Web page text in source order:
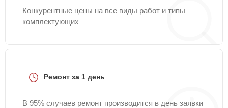
Конкурентные цены на все виды работ и типы
комплектующих
Ремонт за 1 день
В 95% случаев ремонт производится в день заявки